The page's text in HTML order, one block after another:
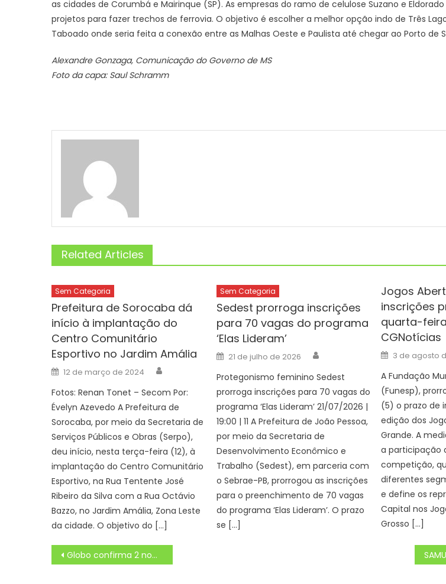
as cidades de Corumbá e Mairinque (SP). As empresas do ramo de celulose Suzano e
projetos para fazer trechos de ferrovia. O objetivo é escolher a melhor opção indo de Três
Taboado onde seria feita a conexão entre as Malhas Oeste e Paulista até chegar ao Porto de
Alexandre Gonzaga, Comunicação do Governo de MS
Foto da capa: Saul Schramm
Related Articles
Sem Categoria
Prefeitura de Sorocaba dá
início à implantação do
Centro Comunitário
Esportivo no Jardim Amália
Posted
on
12 de março de 2024
Fotos: Renan Tonet – Secom Por:
Évelyn Azevedo A Prefeitura de
Sorocaba, por meio da Secretaria de
Serviços Públicos e Obras (Serpo),
deu início, nesta terça-feira (12), à
implantação do Centro Comunitário
Esportivo, na Rua Tentente José
Ribeiro da Silva com a Rua Octávio
Bazzo, no Jardim Amália, Zona Leste
da cidade. O objetivo do […]
Sem Categoria
Sedest prorroga inscrições
para 70 vagas do programa
‘Elas Lideram’
Posted
on
21 de julho de 2026
Protegonismo feminino Sedest
prorroga inscrições para 70 vagas do
programa ‘Elas Lideram’ 21/07/2026 |
19:00 | 11 A Prefeitura de João Pessoa,
por meio da Secretaria de
Desenvolvimento Econômico e
Trabalho (Sedest), em parceria com
o Sebrae-PB, prorrogou as inscrições
para o preenchimento de 70 vagas
do programa ‘Elas Lideram’. O prazo
se […]
Jogos
inscrições
quarta-
CGNotícias
Posted
on
3 de agosto
A Fundação
(Funesp),
(5) o prazo de
edição dos
Grande. A
a participação
competição,
diferentes
e define os
Capital nos
Grosso […]
Navegação
de
Globo confirma 2 nomes de famosos para 2025